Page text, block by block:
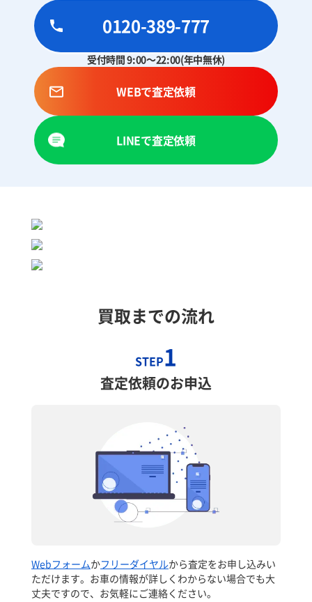
0120-389-777
受付時間 9:00～22:00(年中無休)
WEBで査定依頼
LINEで査定依頼
買取までの流れ
STEP1
査定依頼のお申込
Webフォームかフリーダイヤルから査定をお申し込みい
ただけます。お車の情報が詳しくわからない場合でも大
丈夫ですので、お気軽にご連絡ください。